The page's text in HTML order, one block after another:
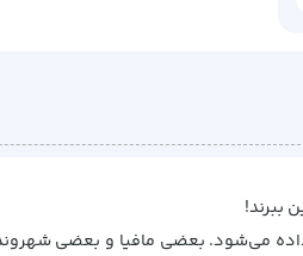
ببرند!
به هر بازیکن نقشی داده می‌شود. بعضی